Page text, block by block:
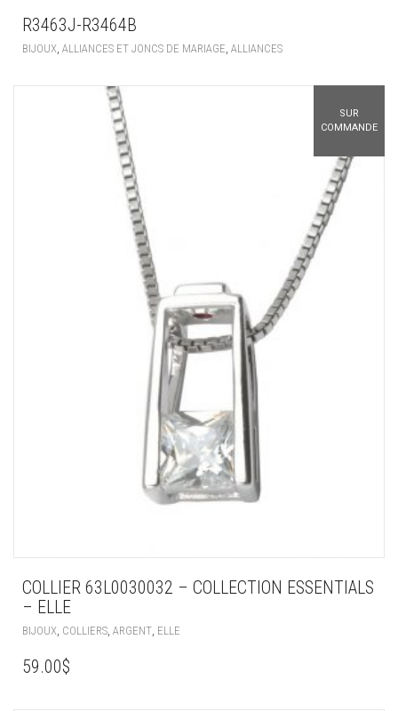
R3463J-R3464B
BIJOUX ALLIANCES ET JONCS DE MARIAGE ALLIANCES
SUR
COMMANDE
COLLIER 63L0030032 – COLLECTION ESSENTIALS
– ELLE
BIJOUX, COLLIERS, ARGENT, ELLE
59.00$